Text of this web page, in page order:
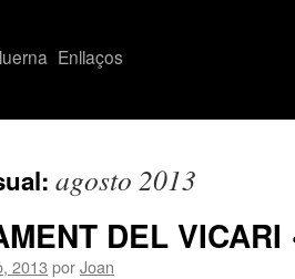
Enllaços
agosto 2013
DEL VICARI
2013 porJoan